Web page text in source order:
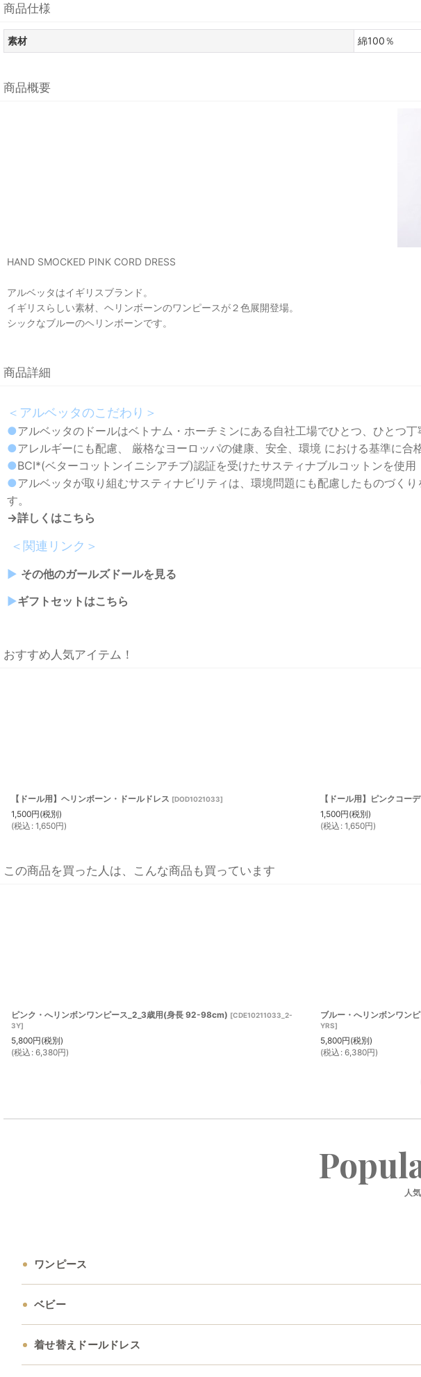
商品仕様
素材 綿100％
商品概要
HAND SMOCKED PINK CORD DRESS
アルベッタはイギリスブランド。
イギリスらしい素材、ヘリンボーンのワンピースが２色展開登場。
シックなブルーのヘリンボーンです。
商品詳細
＜アルベッタのこだわり＞
●アルベッタのドールはベトナム・ホーチミンにある自社工場でひとつ、ひとつ丁
●アレルギーにも配慮、 厳格なヨーロッパの健康、安全、環境 における基準に合
●BCI*(ベターコットンイニシアチブ)認証を受けたサスティナブルコットンを使用
●アルベッタが取り組むサスティナビリティは、環境問題にも配慮したものづく
す。
→詳しくはこちら
＜関連リンク＞
▶︎ その他のガールズドールを見る
▶︎ギフトセットはこちら
おすすめ人気アイテム！
【ドール用】ヘリンボーン・ドールドレス [DOD1021033]
1,500円(税別)
(税込 : 1,650円)
【ドール用】ピンクコー
1,500円(税別)
(税込 : 1,650円)
この商品を買った人は、こんな商品も買っています
ピンク・へリンボンワンピース_2_3歳用(身長 92-98cm) [CDE10211033_2-
3Y]
5,800円(税別)
(税込 : 6,380円)
ブルー・へリンボンワン
YRS]
5,800円(税別)
(税込 : 6,380円)
人
ワンピース
ベビー
着せ替えドールドレス